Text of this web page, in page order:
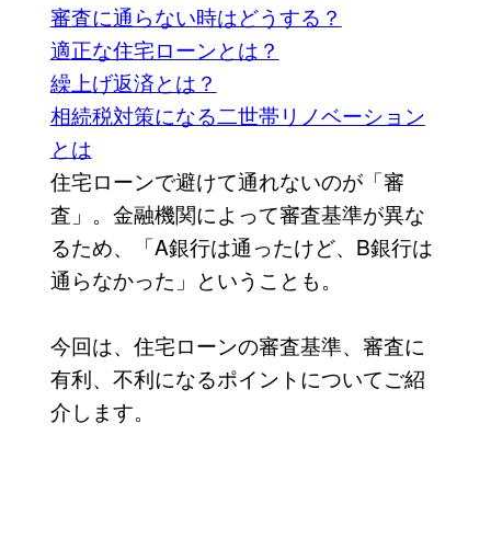
審査に通らない時はどうする？
適正な住宅ローンとは？
繰上げ返済とは？
相続税対策になる二世帯リノベーション
とは
住宅ローンで避けて通れないのが「審
査」。金融機関によって審査基準が異な
るため、「A銀行は通ったけど、B銀行は
通らなかった」ということも。
今回は、住宅ローンの審査基準、審査に
有利、不利になるポイントについてご紹
介します。